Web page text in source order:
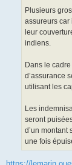
Plusieurs
assureurs car
leur
indiens.
Dans le
d’assurance
utilisant les
Les
seront
d’un montant
une fois